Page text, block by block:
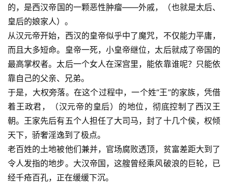
的，是西汉帝国的一颗恶性肿瘤——外戚，（也就是太后、
皇后的娘家人）。
从汉元帝开始，西汉的皇帝似乎中了魔咒，不仅能力平庸，
而且大多短命。皇帝一死，小皇帝继位，太后就成了帝国的
最高掌权者。太后一个女人在深宫里，能依靠谁呢？只能依
靠自己的父亲、兄弟。
于是，大权旁落。在这个过程中，一个姓“王”的家族，凭借
着王政君，（汉元帝的皇后）的地位，彻底控制了西汉王
朝。王家先后有五个人担任了大司马，封了十几个侯，权倾
天下，骄奢淫逸到了极点。
老百姓的土地被他们兼并，官场腐败透顶，贫富差距大到了
令人发指的地步。大汉帝国，这艘曾经乘风破浪的巨轮，已
经千疮百孔，正在缓缓下沉。